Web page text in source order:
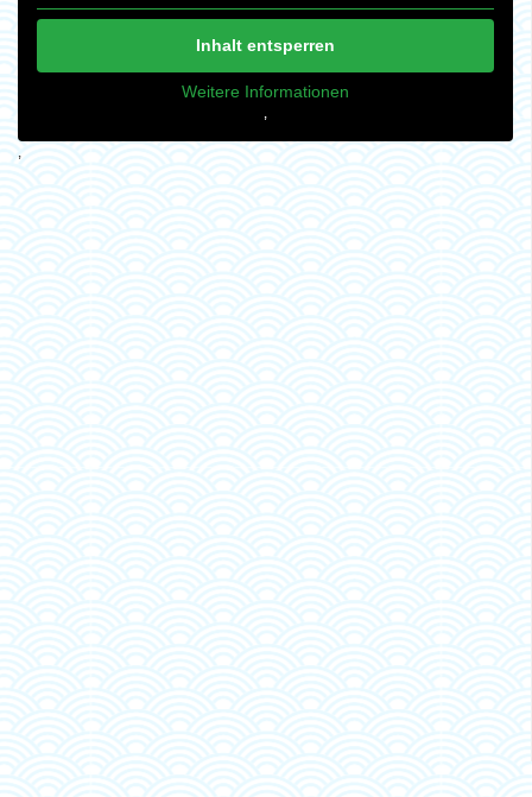
Inhalt entsperren
Weitere Informationen
‚
‚